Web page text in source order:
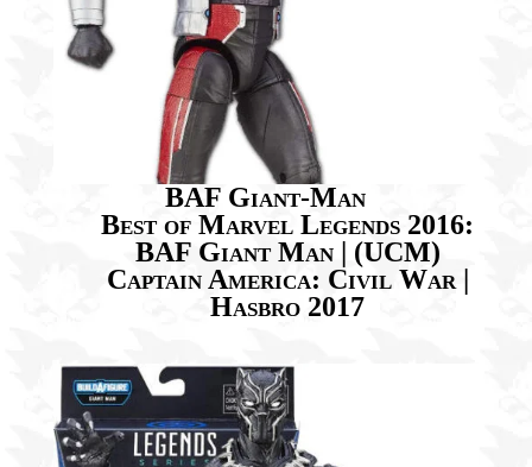
BAF Giant-Man
Best of Marvel Legends 2016:
BAF Giant Man | (UCM)
Captain America: Civil War |
Hasbro 2017